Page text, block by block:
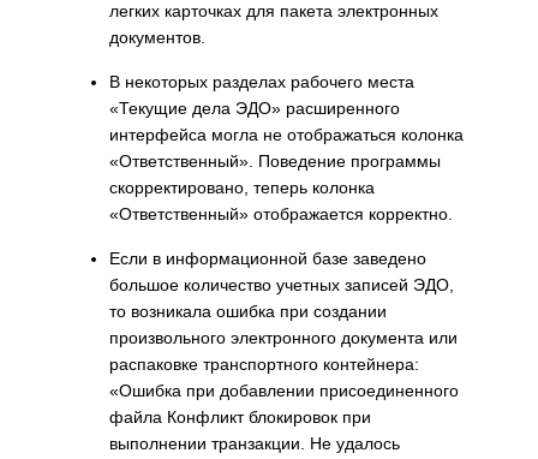
легких карточках для пакета электронных
документов.
В некоторых разделах рабочего места
«Текущие дела ЭДО» расширенного
интерфейса могла не отображаться колонка
«Ответственный». Поведение программы
скорректировано, теперь колонка
«Ответственный» отображается корректно.
Если в информационной базе заведено
большое количество учетных записей ЭДО,
то возникала ошибка при создании
произвольного электронного документа или
распаковке транспортного контейнера:
«Ошибка при добавлении присоединенного
файла Конфликт блокировок при
выполнении транзакции. Не удалось